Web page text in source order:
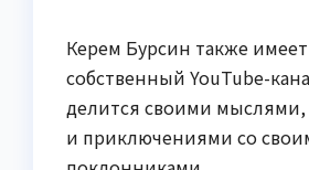
Керем Бурсин также
собственный YouTube-
делится своими
и приключениями со